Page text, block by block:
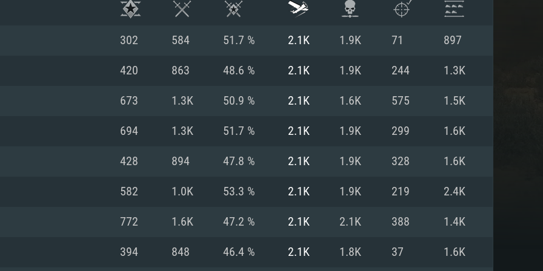
SYSTÈME REQUISE
302 584 51.7 % 2.1K 1.9K 71 897
420 863 48.6 % 2.1K 1.9K 244 1.3K
673 1.3K 50.9 % 2.1K 1.6K 575 1.5K
694 1.3K 51.7 % 2.1K 1.9K 299 1.6K
428 894 47.8 % 2.1K 1.9K 328 1.6K
582 1.0K 53.3 % 2.1K 1.9K 219 2.4K
772 1.6K 47.2 % 2.1K 2.1K 388 1.4K
394 848 46.4 % 2.1K 1.8K 37 1.6K